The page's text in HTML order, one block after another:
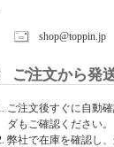
shop@toppin.jp
ご注文から発
ご注文後すぐに自動
ダもご確認ください。
弊社で在庫を確認し